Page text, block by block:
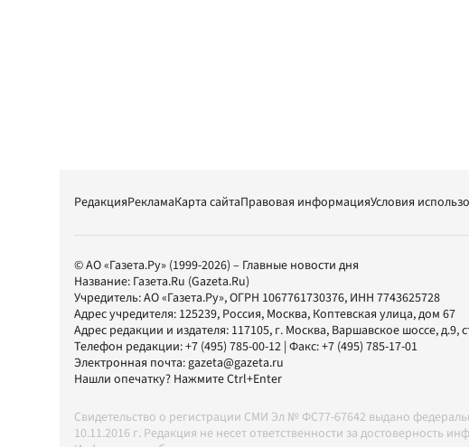
РедакцияРекламаКарта сайтаПравовая информацияУсловия
© АО «Газета.Ру» (1999-2026) – Главные новости дня
Название: Газета.Ru (Gazeta.Ru)
Учредитель:АО «Газета.Ру», ОГРН 1067761730376, ИНН 7743625728
Адрес учредителя: 125239, Россия, Москва, Коптевская улица, дом 67
Адрес редакции и издателя: 117105, г. Москва, Варшавское шоссе, д.9,
Телефон редакции:+7 (495) 785-00-12 | Факс:+7 (495) 785-17-01
Электронная почта:gazeta@gazeta.ru
Нашли опечатку? Нажмите Ctrl+Enter
Свидетельство о регистрации СМИ Эл № ФС77-67642 выдано
10.11.2016 г. Редакция не несет ответственности за